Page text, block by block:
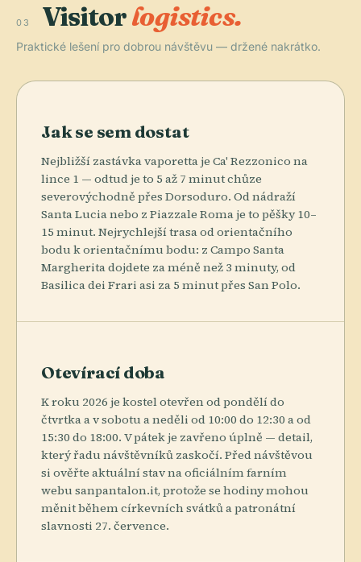
03 Visitorlogistics.
Praktické lešení pro dobrou návštěvu — držené nakrátko.
Jak se sem dostat
Nejbližší zastávka vaporetta je Ca' Rezzonico na
lince 1 — odtud je to 5 až 7 minut chůze
severovýchodně přes Dorsoduro. Od nádraží
Santa Lucia nebo z Piazzale Roma je to pěšky 10–
15 minut. Nejrychlejší trasa od orientačního
bodu k orientačnímu bodu: z Campo Santa
Margherita dojdete za méně než 3 minuty, od
Basilica dei Frari asi za 5 minut přes San Polo.
Otevírací doba
K roku 2026 je kostel otevřen od pondělí do
čtvrtka a v sobotu a neděli od 10:00 do 12:30 a od
15:30 do 18:00. V pátek je zavřeno úplně — detail,
který řadu návštěvníků zaskočí. Před návštěvou
si ověřte aktuální stav na oficiálním farním
webu sanpantalon.it, protože se hodiny mohou
měnit během církevních svátků a patronátní
slavnosti 27. července.